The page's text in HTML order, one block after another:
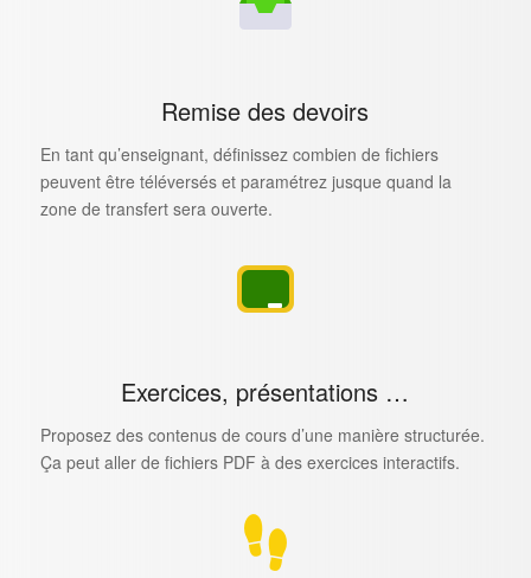
Remise des devoirs
En tant qu’enseignant, définissez combien de fichiers
peuvent être téléversés et paramétrez jusque quand la
zone de transfert sera ouverte.
Exercices, présentations …
Proposez des contenus de cours d’une manière structurée.
Ça peut aller de fichiers PDF à des exercices interactifs.